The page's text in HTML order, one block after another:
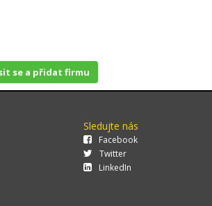
se a přidat firmu
Sledujte nás
Facebook
Twitter
LinkedIn